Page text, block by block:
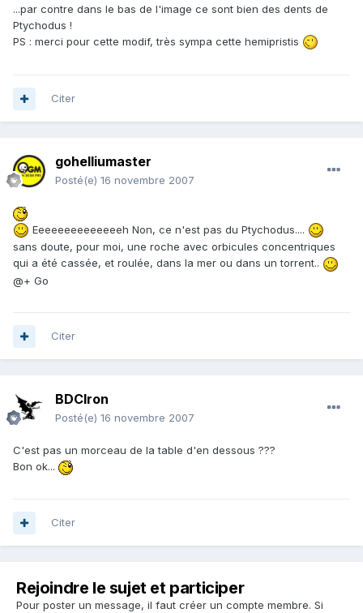
...par contre dans le bas de l'image ce sont bien des dents de
Ptychodus !
PS : merci pour cette modif, très sympa cette hemipristis
Citer
gohelliumaster
Posté(e) 16 novembre 2007
Eeeeeeeeeeeeeeh Non, ce n'est pas du Ptychodus....
sans doute, pour moi, une roche avec orbicules concentriques
qui a été cassée, et roulée, dans la mer ou dans un torrent..
@+ Go
Citer
BDCIron
Posté(e) 16 novembre 2007
C'est pas un morceau de la table d'en dessous ???
Bon ok...
Citer
Rejoindre le sujet et participer
Pour poster un message, il faut créer un compte membre. Si